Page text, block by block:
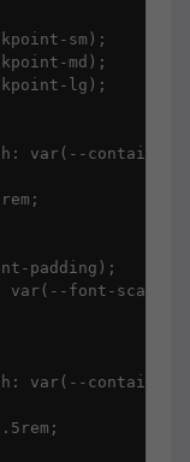
sm);
md);
lg);
var(--
padding);
var(--font-
var(--container-